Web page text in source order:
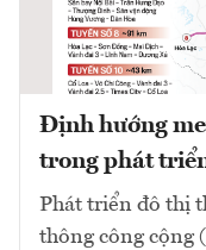
Định hướng
trong phát
Phát triển đô thị
thông công cộng